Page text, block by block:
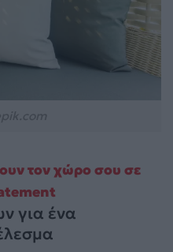
τον χώρο σου σε
για ένα